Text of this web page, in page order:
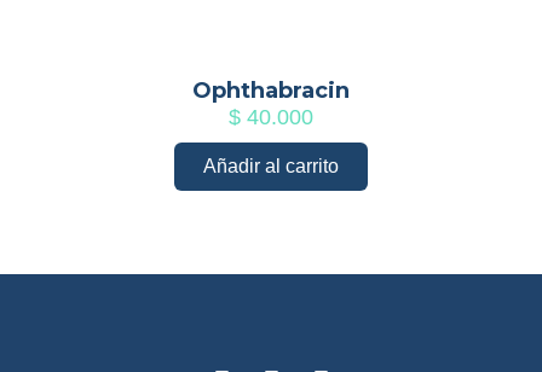
Ophthabracin
$ 40.000
Añadir al carrito